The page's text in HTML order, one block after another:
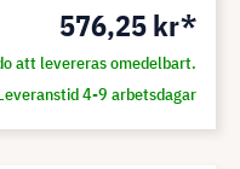
576,25 kr*
att levereras omedelbart.
4-9 arbetsdagar